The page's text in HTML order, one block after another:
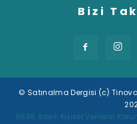
Tek Tıkla Ödeme
Bizi
© Satınalma Dergisi (c)
6698 Sayılı Kişisel Verilerin